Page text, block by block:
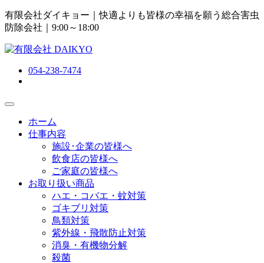
有限会社ダイキョー｜快適よりも皆様の幸福を願う総合害虫
防除会社 ｜9:00～18:00
054-238-7474
ホーム
仕事内容
施設･企業の皆様へ
飲食店の皆様へ
ご家庭の皆様へ
お取り扱い商品
ハエ・コバエ・蚊対策
ゴキブリ対策
鳥類対策
紫外線・飛散防止対策
消臭・有機物分解
殺菌